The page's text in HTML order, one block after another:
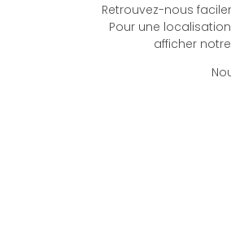
Retrouvez-nous
Pour une
afficher